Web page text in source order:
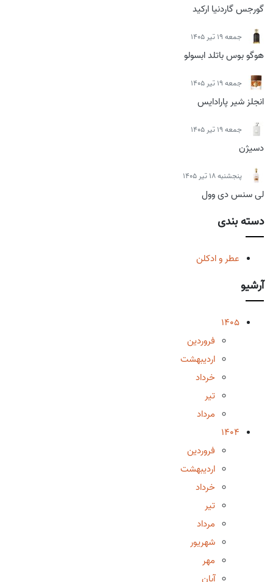
گورجس گاردنیا ارکید
جمعه 19 تیر 1405
هوگو بوس باتلد ابسولو
جمعه 19 تیر 1405
انجلز شیر پارادایس
جمعه 19 تیر 1405
دسیژن
پنجشنبه 18 تیر 1405
لی سنس دی وول
دسته بندی
عطر و ادکلن
آرشیو
1405
فروردین
اردیبهشت
خرداد
تیر
مرداد
1404
فروردین
اردیبهشت
خرداد
تیر
مرداد
شهریور
مهر
آبان